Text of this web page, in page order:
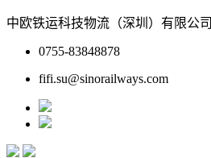
中欧铁运科技物流（深圳）有限公司
0755-83848878
fifi.su@sinorailways.com